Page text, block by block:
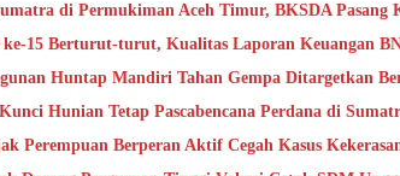
di Permukiman Aceh Timur, BKSDA Pasang
15 Berturut-turut, Kualitas Laporan Keuangan
Huntap Mandiri Tahan Gempa Ditargetkan
Hunian Tetap Pascabencana Perdana di
Perempuan Berperan Aktif Cegah Kasus